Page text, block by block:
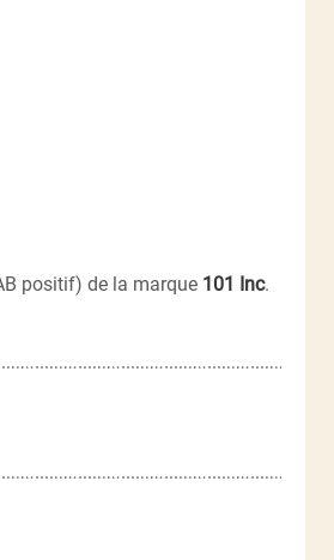
positif) de la marque 101 Inc.